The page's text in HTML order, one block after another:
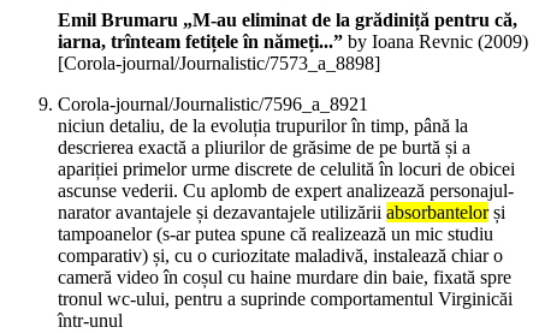
Emil Brumaru „M-au eliminat de la grădiniță pentru că,
iarna, trînteam fetițele în nămeți...” by Ioana Revnic (2009)
[Corola-journal/Journalistic/7573_a_8898]
Corola-journal/Journalistic/7596_a_8921
niciun detaliu, de la evoluția trupurilor în timp, până la
descrierea exactă a pliurilor de grăsime de pe burtă și a
apariției primelor urme discrete de celulită în locuri de obicei
ascunse vederii. Cu aplomb de expert analizează personajul-
narator avantajele și dezavantajele utilizării absorbantelorși
tampoanelor (s-ar putea spune că realizează un mic studiu
comparativ) și, cu o curiozitate maladivă, instalează chiar o
cameră video în coșul cu haine murdare din baie, fixată spre
tronul wc-ului, pentru a suprinde comportamentul Virginicăi
într-unul